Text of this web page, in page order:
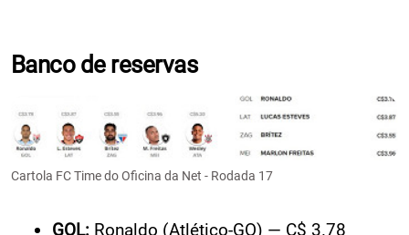
Banco de reservas
Cartola FC Time do Oficina da Net - Rodada 17
GOL: Ronaldo (Atlético-GO) — C$ 3.78